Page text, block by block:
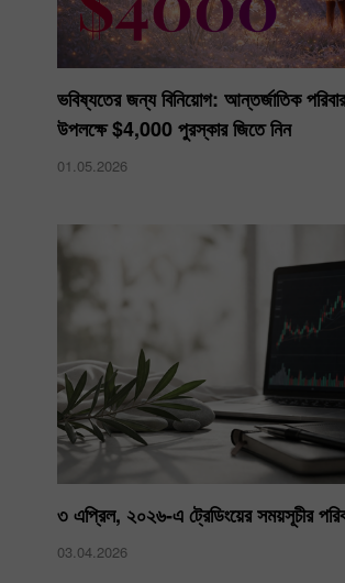
ভবিষ্যতের জন্য বিনিয়োগ: আন্তর্জাতিক
উপলক্ষে $4,000 পুরস্কার জিতে নিন
01.05.2026
৩ এপ্রিল, ২০২৬-এ ট্রেডিংয়ের সময়সূচীর
03.04.2026